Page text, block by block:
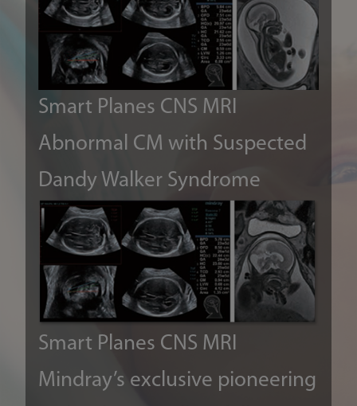
Smart Planes CNS MRI
Abnormal CM with Suspected
Dandy Walker Syndrome
Smart Planes CNS MRI
Mindray’s exclusive pioneering